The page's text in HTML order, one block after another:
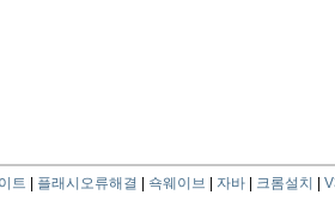
트 플래시오류해결 쇽웨이브 자바| 크롬설치